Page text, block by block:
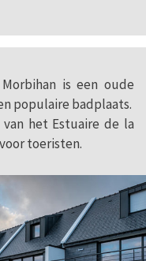
is een oude
populaire badplaats.
het Estuaire de la
toeristen.